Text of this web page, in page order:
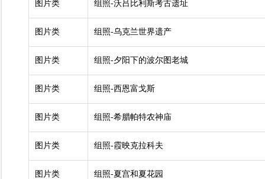
图片类 组照-沃吕比利斯考古遗址
图片类 组照-乌克兰世界遗产
图片类 组照-夕阳下的波尔图老城
图片类 组照-西恩富戈斯
图片类 组照-希腊帕特农神庙
图片类 组照-霞映克拉科夫
图片类 组照-夏宫和夏花园